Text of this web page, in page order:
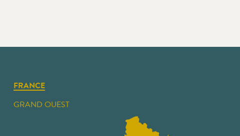
FRANCE
GRAND OUEST